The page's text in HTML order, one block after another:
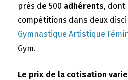
près de 500 adhérents, dont
compétitions dans deux
Gymnastique Artistique
Gym.
Le prix de la cotisation